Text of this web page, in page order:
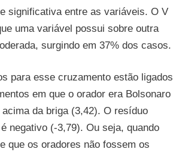
significativa entre as variáveis. O V
uma variável possui sobre outra
surgindo em 37% dos casos.
para esse cruzamento estão ligados
em que o orador era Bolsonaro
da briga (3,42). O resíduo
negativo (-3,79). Ou seja, quando
que os oradores não fossem os